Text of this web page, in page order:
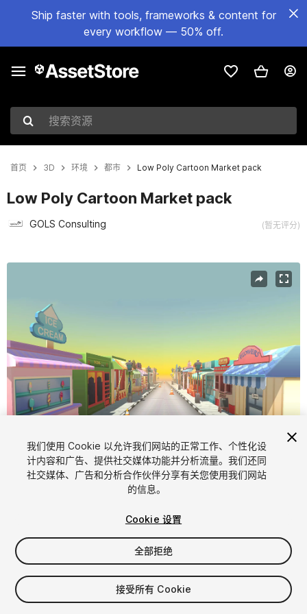
Ship faster with tools, frameworks & content for
every workflow — 50% off.
搜索资源
首页 3D 环境 都市 Low Poly Cartoon Market pack
Low Poly Cartoon Market pack
GOLS Consulting (暂无评分)
1/6
$11.99
增值税将在结算时计算
我们使用 Cookie 以允许我们网站的正常工作、个性化设
计内容和广告、提供社交媒体功能并分析流量。我们还同
社交媒体、广告和分析合作伙伴分享有关您使用我们网站
的信息。
Cookie 设置
全部拒绝
接受所有 Cookie